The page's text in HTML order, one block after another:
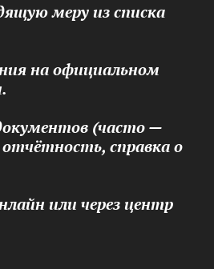
меру из списка
на официальном
(часто —
справка о
или через центр